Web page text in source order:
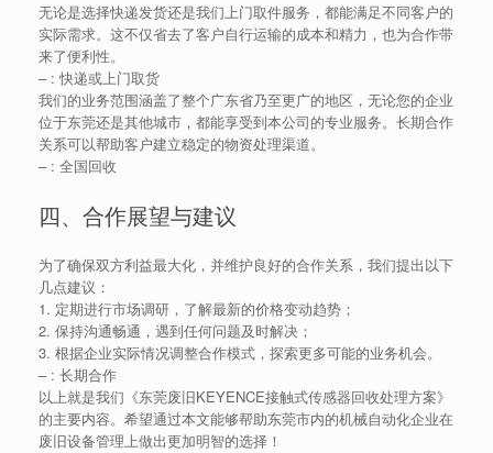
无论是选择快递发货还是我们上门取件服务，都能满足不同客户的
实际需求。这不仅省去了客户自行运输的成本和精力，也为合作带
来了便利性。
– : 快递或上门取货
我们的业务范围涵盖了整个广东省乃至更广的地区，无论您的企业
位于东莞还是其他城市，都能享受到本公司的专业服务。长期合作
关系可以帮助客户建立稳定的物资处理渠道。
– : 全国回收
四、合作展望与建议
为了确保双方利益最大化，并维护良好的合作关系，我们提出以下
几点建议：
1. 定期进行市场调研，了解最新的价格变动趋势；
2. 保持沟通畅通，遇到任何问题及时解决；
3. 根据企业实际情况调整合作模式，探索更多可能的业务机会。
– : 长期合作
以上就是我们《东莞废旧KEYENCE接触式传感器回收处理方案》
的主要内容。希望通过本文能够帮助东莞市内的机械自动化企业在
废旧设备管理上做出更加明智的选择！